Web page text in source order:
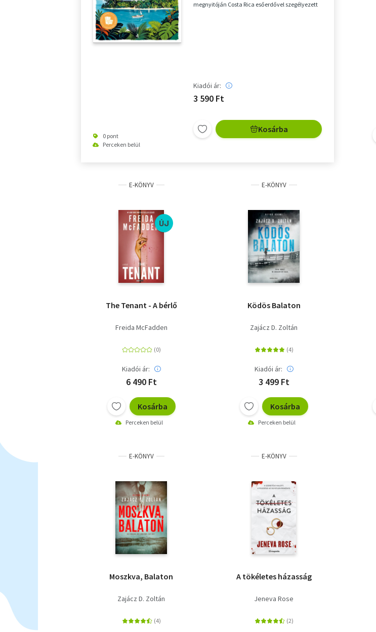
0 pont
Perceken belül
megnyitóján Costa Rica esőerdővel szegélyezett
Kiadói ár:
3 590 Ft
Kosárba
E-KÖNYV
ÚJ
The Tenant - A bérlő
Freida McFadden
Kiadói ár:
6 490 Ft
Kosárba
Perceken belül
E-KÖNYV
Ködös Balaton
Zajácz D. Zoltán
Kiadói ár:
3 499 Ft
Kosárba
Perceken belül
E-KÖNYV
Moszkva, Balaton
Zajácz D. Zoltán
E-KÖNYV
A tökéletes házasság
Jeneva Rose